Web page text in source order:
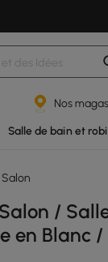
Nos
Salle de bain et
Salon
/
en Blanc